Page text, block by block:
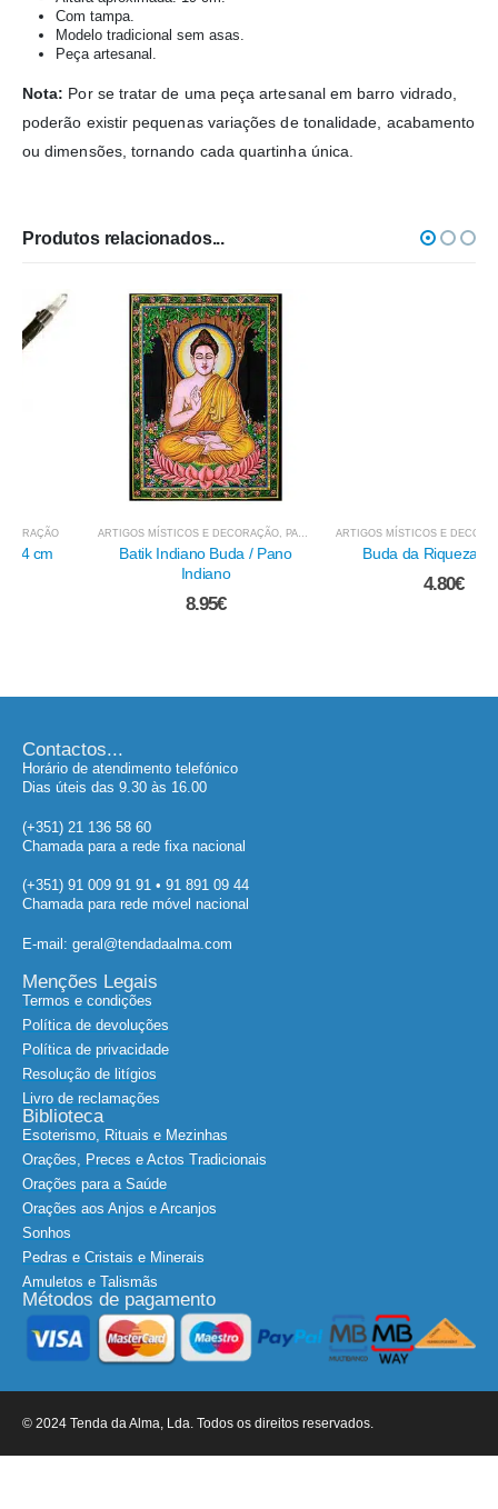
Com tampa.
Modelo tradicional sem asas.
Peça artesanal.
Nota: Por se tratar de uma peça artesanal em barro vidrado,
poderão existir pequenas variações de tonalidade, acabamento
ou dimensões, tornando cada quartinha única.
Produtos relacionados...
ARTIGOS MÍSTICOS E DECORAÇÃO , PANOS E OUTROS TÊXTEIS
Batik Indiano Buda / Pano
ARTIGOS MÍSTICOS E DECORAÇÃO , IMAGENS - INDIANAS, ORIENTAIS...
Buda da Riqueza - 6 cm
Contactos...
Horário de atendimento telefónico
Dias úteis das 9.30 às 16.00
(+351) 21 136 58 60
Chamada para a rede fixa nacional
(+351) 91 009 91 91 • 91 891 09 44
Chamada para rede móvel nacional
E-mail: geral@tendadaalma.com
Menções Legais
Termos e condições
Política de devoluções
Política de privacidade
Resolução de litígios
Livro de reclamações
Biblioteca
Esoterismo, Rituais e Mezinhas
Orações, Preces e Actos Tradicionais
Orações para a Saúde
Orações aos Anjos e Arcanjos
Sonhos
Pedras e Cristais e Minerais
Amuletos e Talismãs
Métodos de pagamento
© 2024 Tenda da Alma, Lda. Todos os direitos reservados.